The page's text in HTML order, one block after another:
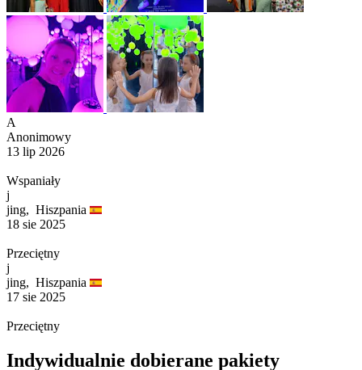
A
Anonimowy
13 lip 2026
Wspaniały
j
jing, Hiszpania
18 sie 2025
Przeciętny
j
jing, Hiszpania
17 sie 2025
Przeciętny
Indywidualnie dobierane pakiety